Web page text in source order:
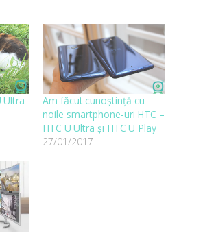
Ultra
Am făcut cunoștință cu
noile smartphone-uri HTC –
HTC U Ultra și HTC U Play
27/01/2017